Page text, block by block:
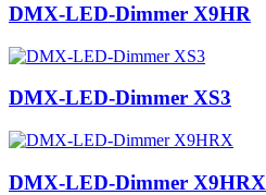
DMX-LED-Dimmer X9HR
DMX-​LED-​Dimmer XS3
DMX-LED-Dimmer X9HRX